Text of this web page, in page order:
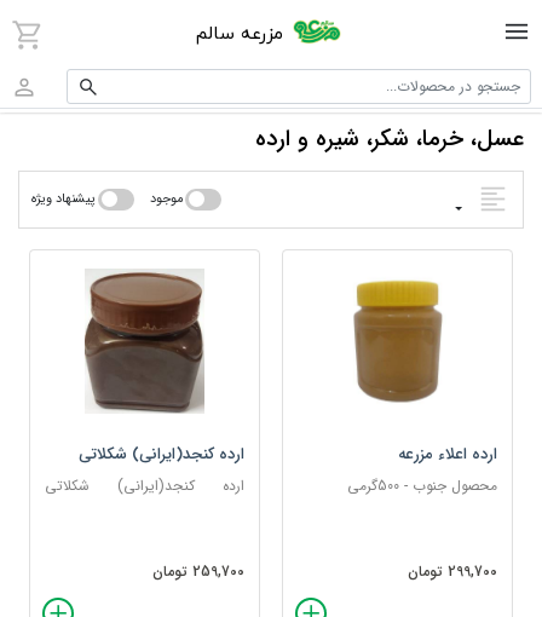
مزرعه سالم
جستجو در محصولات...
عسل، خرما، شکر، شیره و ارده
موجود پیشنهاد ویژه
ارده اعلاء مزرعه
محصول جنوب - 500گرمی
299,700 تومان
ارده کنجد(ایرانی) شکلاتی
ارده کنجد(ایرانی) شکلاتی
259,700 تومان